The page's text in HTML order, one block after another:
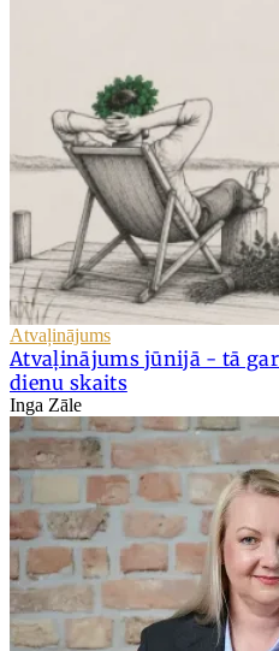
Atvaļinājums
Atvaļinājums jūnijā - tā
dienu skaits
Inga Zāle